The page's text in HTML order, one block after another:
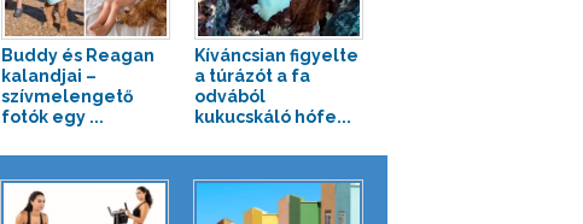
Buddy és Reagan
kalandjai –
szívmelengető
fotók egy ...
Kíváncsian figyelte
a túrázót a fa
odvából
kukucskáló hófe...